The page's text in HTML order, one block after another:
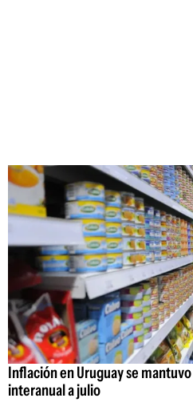
Inflación en Uruguay se
interanual a julio